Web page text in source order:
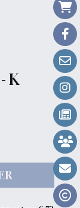
K